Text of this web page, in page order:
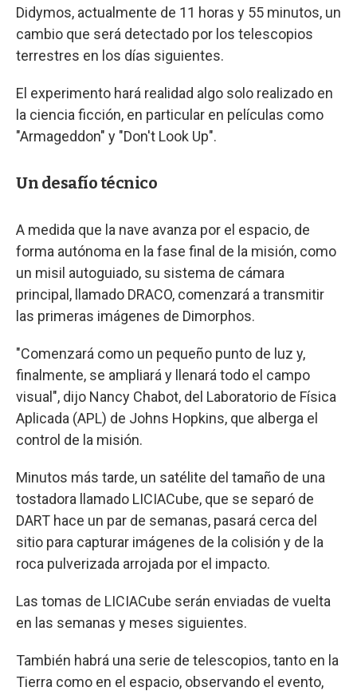
Didymos, actualmente de 11 horas y 55 minutos, un
cambio que será detectado por los telescopios
terrestres en los días siguientes.
El experimento hará realidad algo solo realizado en
la ciencia ficción, en particular en películas como
"Armageddon" y "Don't Look Up".
Un desafío técnico
A medida que la nave avanza por el espacio, de
forma autónoma en la fase final de la misión, como
un misil autoguiado, su sistema de cámara
principal, llamado DRACO, comenzará a transmitir
las primeras imágenes de Dimorphos.
"Comenzará como un pequeño punto de luz y,
finalmente, se ampliará y llenará todo el campo
visual", dijo Nancy Chabot, del Laboratorio de Física
Aplicada (APL) de Johns Hopkins, que alberga el
control de la misión.
Minutos más tarde, un satélite del tamaño de una
tostadora llamado LICIACube, que se separó de
DART hace un par de semanas, pasará cerca del
sitio para capturar imágenes de la colisión y de la
roca pulverizada arrojada por el impacto.
Las tomas de LICIACube serán enviadas de vuelta
en las semanas y meses siguientes.
También habrá una serie de telescopios, tanto en la
Tierra como en el espacio, observando el evento,